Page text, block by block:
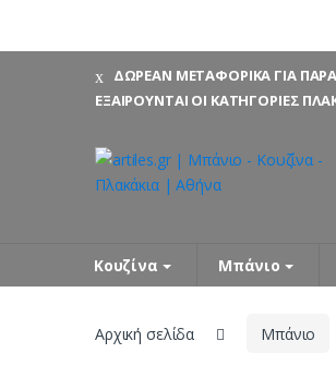
ΔΩΡΕΑΝ ΜΕΤΑΦΟΡΙΚΑ ΓΙΑ
ΕΞΑΙΡΟΥΝΤΑΙ ΟΙ ΚΑΤΗΓΟΡΙΕΣ
Κουζίνα Μπάνιο
Αρχική σελίδα Μπάνιο